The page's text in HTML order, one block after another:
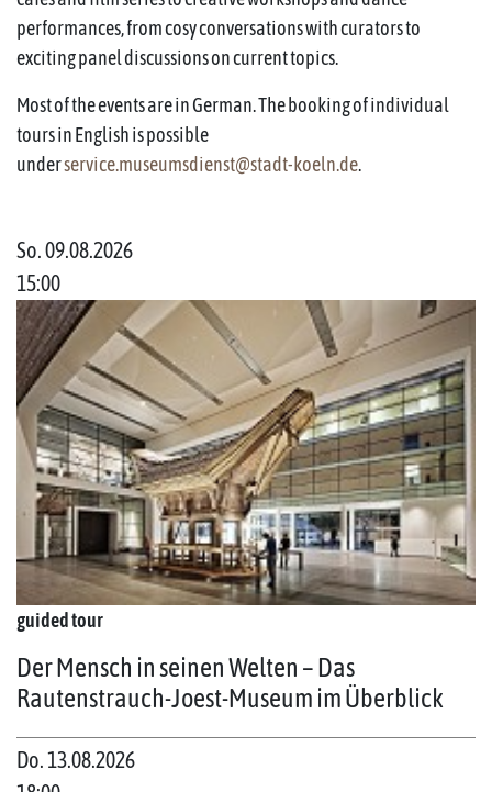
performances, from cosy conversations with curators to
exciting panel discussions on current topics.
Most of the events are in German. The booking of individual
tours in English is possible
underservice.museumsdienst@stadt-koeln.de.
So. 09.08.2026
15:00
guided tour
Der Mensch in seinen Welten – Das
Rautenstrauch-Joest-Museum im Überblick
Do. 13.08.2026